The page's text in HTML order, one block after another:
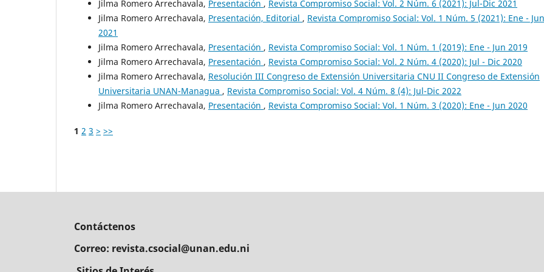
Jilma Romero Arrechavala, Presentación , Revista Compromiso Social: Vol. 2 Núm. 6 (2021): Jul-Dic 2021
Jilma Romero Arrechavala, Presentación, Editorial , Revista Compromiso Social: Vol. 1 Núm. 5 (2021): Ene - Jun
2021
Jilma Romero Arrechavala, Presentación , Revista Compromiso Social: Vol. 1 Núm. 1 (2019): Ene - Jun 2019
Jilma Romero Arrechavala, Presentación , Revista Compromiso Social: Vol. 2 Núm. 4 (2020): Jul - Dic 2020
Jilma Romero Arrechavala, Resolución III Congreso de Extensión Universitaria CNU II Congreso de Extensión
Universitaria UNAN-Managua , Revista Compromiso Social: Vol. 4 Núm. 8 (4): Jul-Dic 2022
Jilma Romero Arrechavala, Presentación , Revista Compromiso Social: Vol. 1 Núm. 3 (2020): Ene - Jun 2020
1 2 3 > >>
Contáctenos
Correo: revista.csocial@unan.edu.ni